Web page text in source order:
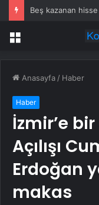
Menü
Anasayfa / Haber
Haber
İzmir’e
Açılışı
Erdoğan
makas